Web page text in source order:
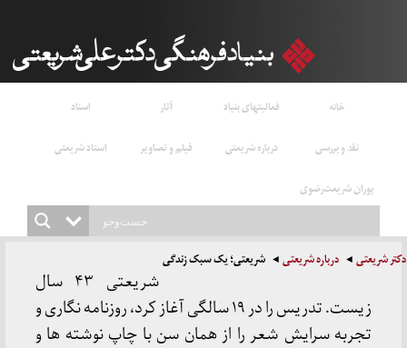
خانه فعالیتهای بنیاد آثار
اسناد
نقد و بررسی
درباره شریعتی فیلم و تصاویر
استاد شریعتی
پوران شریعت‌رضوی
دکتر شریعتی درباره شریعتی شریعتی؛ یک سبک زندگی
شریعتی ۴۳ سال
زیست. تدریس را در ۱۹ سالگی آغاز کرد، روزنامه نگاری و
تجربه سرایش شعر را از همان سن با چاپ نوشته ها و